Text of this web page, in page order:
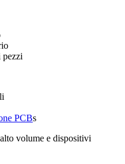
pezzi
PCBs
volume e dispositivi